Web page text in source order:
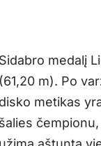
Sidabro medalį
(61,20 m). Po
disko metikas
šalies